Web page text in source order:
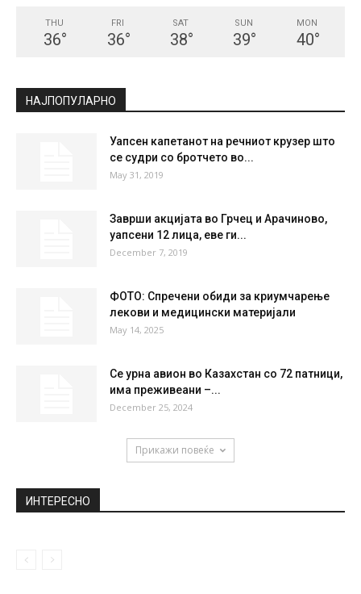
THU
36°
FRI
36°
SAT
38°
SUN
39°
MON
40°
НАЈПОПУЛАРНО
Уапсен капетанот на речниот крузер што
се судри со бротчето во...
May 31, 2019
Заврши акцијата во Грчец и Арачиново,
уапсени 12 лица, еве ги...
December 7, 2019
ФОТО: Спречени обиди за криумчарење
лекови и медицински материјали
May 14, 2025
Се урна авион во Казахстан со 72 патници,
има преживеани –...
December 25, 2024
Прикажи повеќе
ИНТЕРЕСНО